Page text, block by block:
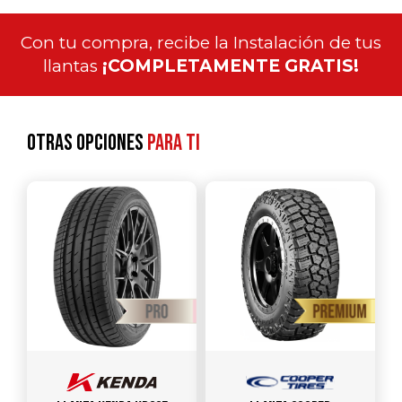
Con tu compra, recibe la Instalación de tus
llantas ¡COMPLETAMENTE GRATIS!
Otras opcionespara ti